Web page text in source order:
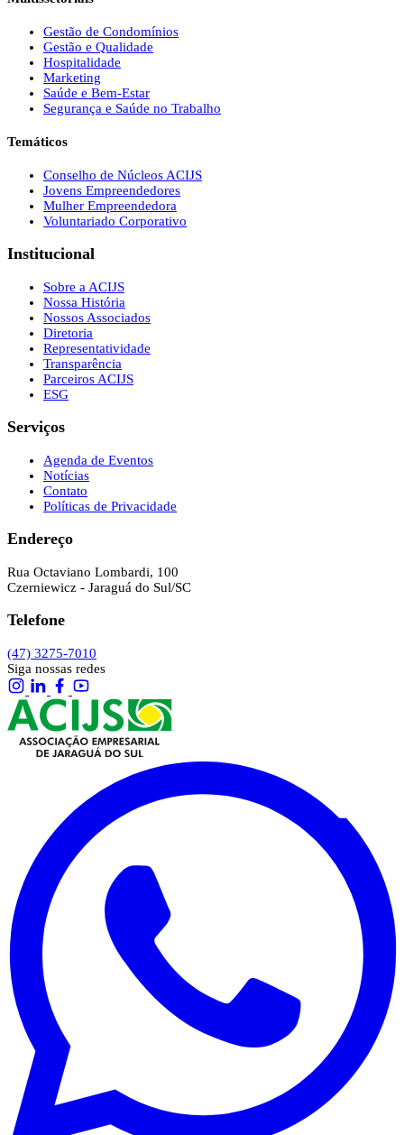
Gestão de Condomínios
Gestão e Qualidade
Hospitalidade
Marketing
Saúde e Bem-Estar
Segurança e Saúde no Trabalho
Temáticos
Conselho de Núcleos ACIJS
Jovens Empreendedores
Mulher Empreendedora
Voluntariado Corporativo
Institucional
Sobre a ACIJS
Nossa História
Nossos Associados
Diretoria
Representatividade
Transparência
Parceiros ACIJS
ESG
Serviços
Agenda de Eventos
Notícias
Contato
Políticas de Privacidade
Endereço
Rua Octaviano Lombardi, 100
Czerniewicz - Jaraguá do Sul/SC
Telefone
(47) 3275-7010
Siga nossas redes